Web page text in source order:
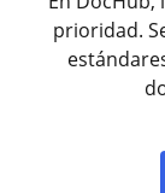
prioridad.